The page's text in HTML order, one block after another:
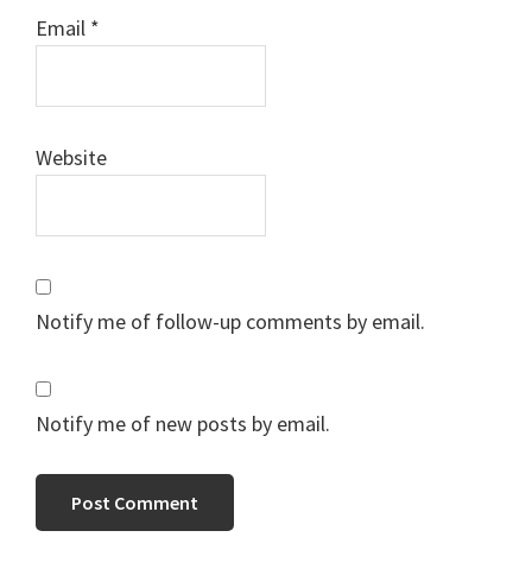
Email *
Website
Notify me of follow-up comments by email.
Notify me of new posts by email.